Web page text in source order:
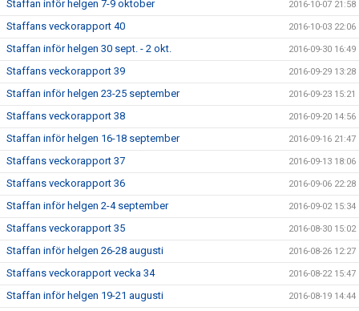
Staffan inför helgen 7-9 oktober 2016-10-07 21:58
Staffans veckorapport 40 2016-10-03 22:06
Staffan inför helgen 30 sept. - 2 okt. 2016-09-30 16:49
Staffans veckorapport 39 2016-09-29 13:28
Staffan inför helgen 23-25 september 2016-09-23 15:21
Staffans veckorapport 38 2016-09-20 14:56
Staffan inför helgen 16-18 september 2016-09-16 21:47
Staffans veckorapport 37 2016-09-13 18:06
Staffans veckorapport 36 2016-09-06 22:28
Staffan inför helgen 2-4 september 2016-09-02 15:34
Staffans veckorapport 35 2016-08-30 15:02
Staffan inför helgen 26-28 augusti 2016-08-26 12:27
Staffans veckorapport vecka 34 2016-08-22 15:47
Staffan inför helgen 19-21 augusti 2016-08-19 14:44